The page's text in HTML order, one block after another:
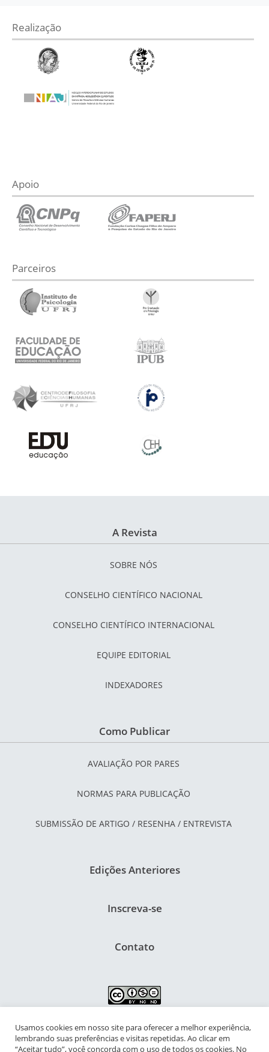
Realização
Apoio
Parceiros
A Revista
SOBRE NÓS
CONSELHO CIENTÍFICO NACIONAL
CONSELHO CIENTÍFICO INTERNACIONAL
EQUIPE EDITORIAL
INDEXADORES
Como Publicar
AVALIAÇÃO POR PARES
NORMAS PARA PUBLICAÇÃO
SUBMISSÃO DE ARTIGO / RESENHA / ENTREVISTA
Edições Anteriores
Inscreva-se
Contato
NIPIAC – Núcleo Interdisciplinar de Pesquisa para a Infância e
Adolescência Contemporâneas
Usamos cookies em nosso site para oferecer a melhor experiência,
lembrando suas preferências e visitas repetidas. Ao clicar em
“Aceitar tudo”, você concorda com o uso de todos os cookies. No